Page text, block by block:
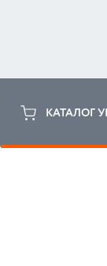
КАТАЛОГ